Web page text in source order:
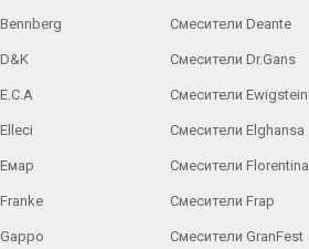
Смесители Deante
Смесители Dr.Gans
Cмесители Ewigstein
Смесители Elghansa
Смесители Florentina
Смесители Frap
Смесители GranFest